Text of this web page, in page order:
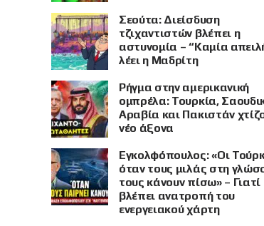
Σεούτα: Διείσδυση
τζιχαντιστών βλέπει η
αστυνομία – “Καμία
λέει η Μαδρίτη
Ρήγμα στην αμερικανική
ομπρέλα: Τουρκία,
Αραβία και Πακιστάν
νέο άξονα
Εγκολφόπουλος: «Οι
όταν τους μιλάς στη
τους κάνουν πίσω» – Γιατί
βλέπει ανατροπή του
ενεργειακού χάρτη